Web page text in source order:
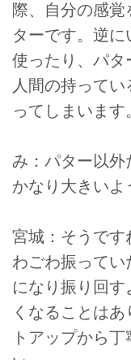
際、自分の感
ターです。逆
使ったり、パタ
人間の持って
ってしまいます
み：パター以
かなり大きいよ
宮城：そうです
わごわ振ってい
になり振り回
くなることは
トアップから